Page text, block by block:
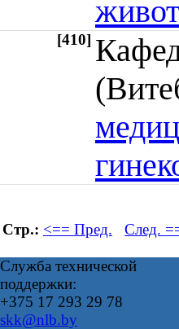
[410]
Стр.: <== Пред. След.
Служба технической
поддержки:
+375 17 293 29 78
skk@nlb.by